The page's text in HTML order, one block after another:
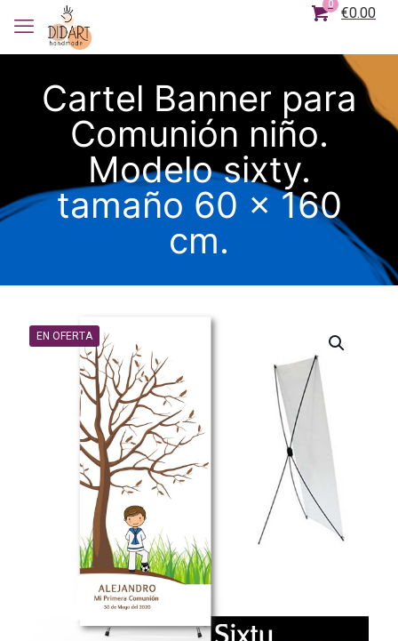
0
€0.00
Cartel Banner para
Comunión niño.
Modelo sixty.
tamaño 60 x 160
cm.
EN OFERTA